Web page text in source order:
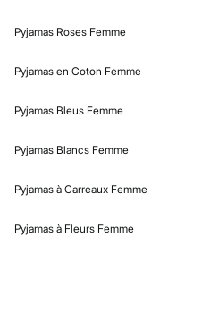
Pyjamas Roses Femme
Pyjamas en Coton Femme
Pyjamas Bleus Femme
Pyjamas Blancs Femme
Pyjamas à Carreaux Femme
Pyjamas à Fleurs Femme